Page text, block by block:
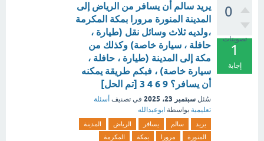
0
تصويتات
1
إجابة
يريد سالم أن يسافر من الرياض إلى
المدينة المنورة مرورا بمكة المكرمة
،ولديه ثلاث وسائل نقل (طيارة ،
حافلة ، سيارة خاصة) وكذلك من
مكة إلى المدينة (طيارة ، حافلة ،
سيارة خاصة) ، فبكم طريقة يمكنه
أن يسافر؟ 9 6 4 3 [تم الحل]
سُئل سبتمبر 23، 2025 في تصنيف أسئلة
تعليمية بواسطة ابوعبدالله
يريد سالم يسافر الرياض
المدينة
المنورة
مرورا بمكة
المكرمة